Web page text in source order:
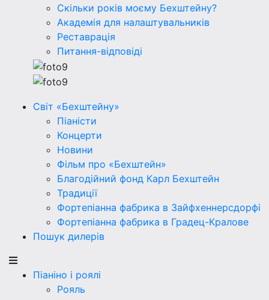
Скільки років моєму Бехштейну?
Академія для налаштувальників
Реставрація
Питання-відповіді
Світ «Бехштейну»
Піаністи
Концерти
Новини
Фільм про «Бехштейн»
Благодійний фонд Карл Бехштейн
Традиції
Фортепіанна фабрика в Зайфхеннерсдорфi
Фортепіанна фабрика в Градец-Кралове
Пошук дилерів
Піаніно і роялі
Рояль